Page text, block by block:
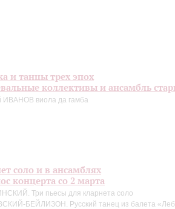
и танцы трех эпох
коллективы и ансамбль
ИВАНОВ виола да гамба
соло и в ансамблях
концерта со 2 марта
Три пьесы для кларнета соло
БЕЙЛИЗОН. Русский танец из балета